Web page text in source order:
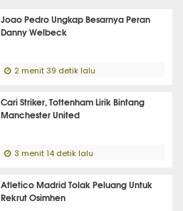
Joao Pedro Ungkap Besarnya Peran
Danny Welbeck
2 menit 39 detik lalu
Cari Striker, Tottenham Lirik Bintang
Manchester United
3 menit 14 detik lalu
Atletico Madrid Tolak Peluang Untuk
Rekrut Osimhen